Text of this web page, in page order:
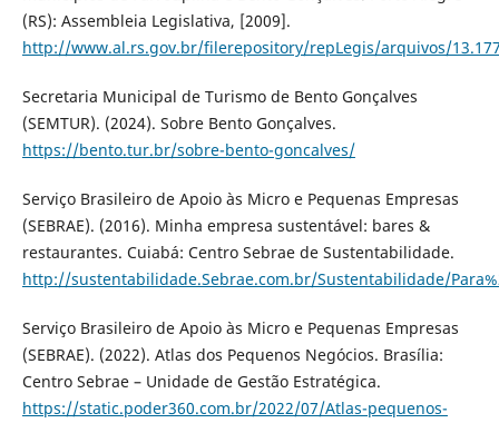
(RS): Assembleia Legislativa, [2009].
http://www.al.rs.gov.br/filerepository/repLegis/arquivos/
Secretaria Municipal de Turismo de Bento Gonçalves
(SEMTUR). (2024). Sobre Bento Gonçalves.
https://bento.tur.br/sobre-bento-goncalves/
Serviço Brasileiro de Apoio às Micro e Pequenas Empresas
(SEBRAE). (2016). Minha empresa sustentável: bares &
restaurantes. Cuiabá: Centro Sebrae de Sustentabilidade.
http://sustentabilidade.Sebrae.com.br/Sustentabilidade/
Serviço Brasileiro de Apoio às Micro e Pequenas Empresas
(SEBRAE). (2022). Atlas dos Pequenos Negócios. Brasília:
Centro Sebrae – Unidade de Gestão Estratégica.
https://static.poder360.com.br/2022/07/Atlas-pequenos-